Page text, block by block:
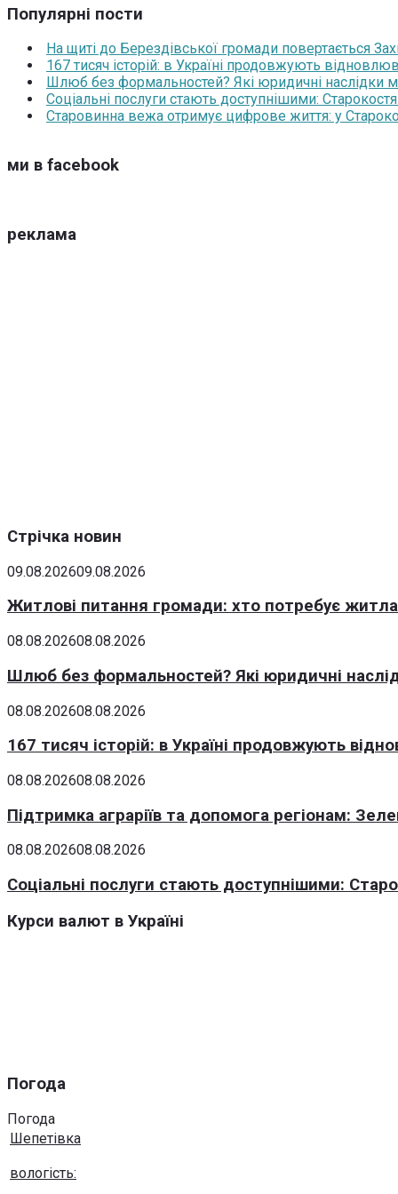
Популярні пости
На щиті до Берездівської громади повертається
167 тисяч історій: в Україні продовжують
Шлюб без формальностей? Які юридичні наслідки
Соціальні послуги стають доступнішими:
Старовинна вежа отримує цифрове життя: у
ми в facebook
реклама
Стрічка новин
09.08.202609.08.2026
Житлові питання громади: хто потребує житла
08.08.202608.08.2026
Шлюб без формальностей? Які юридичні
08.08.202608.08.2026
167 тисяч історій: в Україні продовжують
08.08.202608.08.2026
Підтримка аграріїв та допомога регіонам:
08.08.202608.08.2026
Соціальні послуги стають доступнішими:
Курси валют в Україні
Погода
Погода
Шепетівка
вологість: